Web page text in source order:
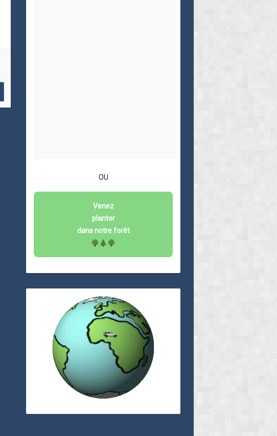
OU
Venez
planter
dans notre forêt